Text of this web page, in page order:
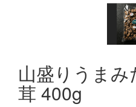
山盛りうま
茸 400g